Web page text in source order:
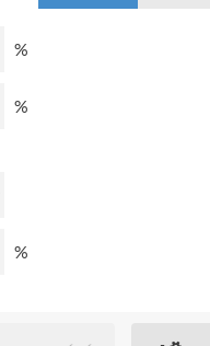
%
%
%